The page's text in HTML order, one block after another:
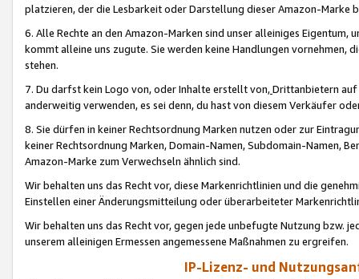
platzieren, der die Lesbarkeit oder Darstellung dieser Amazon-Marke
6. Alle Rechte an den Amazon-Marken sind unser alleiniges
kommt alleine uns zugute. Sie werden keine Handlungen vornehmen,
stehen.
7. Du darfst kein Logo von, oder Inhalte erstellt von,Drittanbietern auf
anderweitig verwenden, es sei denn, du hast von diesem Verkäufer
8. Sie dürfen in keiner Rechtsordnung Marken nutzen oder zur
keiner Rechtsordnung Marken, Domain-Namen, Subdomain-Namen,
Amazon-Marke zum Verwechseln ähnlich sind.
Wir behalten uns das Recht vor, diese Markenrichtlinien und die
Einstellen einer Änderungsmitteilung oder überarbeiteter
Wir behalten uns das Recht vor, gegen jede unbefugte Nutzung bzw.
unserem alleinigen Ermessen angemessene Maßnahmen zu ergreifen.
IP-Lizenz- und